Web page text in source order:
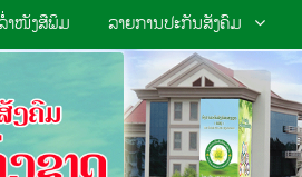
າໜັງສືພິມ ລາຍການປະກັນສັງຄົມ